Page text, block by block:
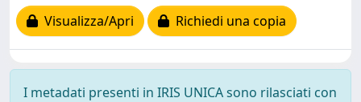
Visualizza/Apri
Richiedi una copia
I metadati presenti in IRIS UNICA sono rilasciati con